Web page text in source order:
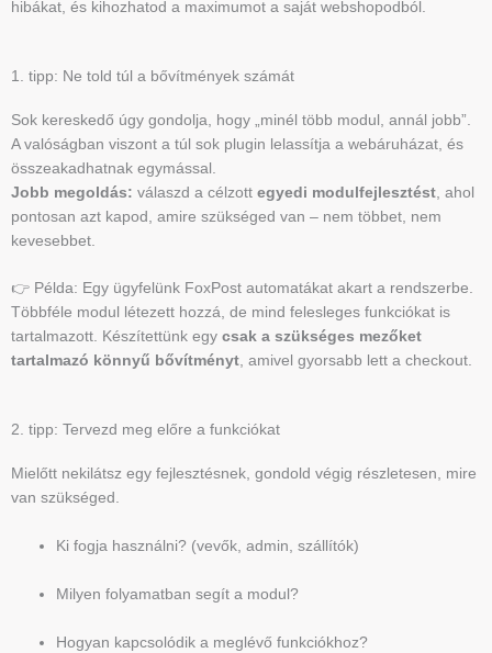
hibákat, és kihozhatod a maximumot a saját webshopodból.
1. tipp: Ne told túl a bővítmények számát
Sok kereskedő úgy gondolja, hogy „minél több modul, annál jobb”.
A valóságban viszont a túl sok plugin lelassítja a webáruházat, és
összeakadhatnak egymással.
Jobb megoldás: válaszd a célzott egyedi modulfejlesztést , ahol
pontosan azt kapod, amire szükséged van – nem többet, nem
kevesebbet.
👉 Példa: Egy ügyfelünk FoxPost automatákat akart a rendszerbe.
Többféle modul létezett hozzá, de mind felesleges funkciókat is
tartalmazott. Készítettünk egy csak a szükséges mezőket
tartalmazó könnyű bővítményt, amivel gyorsabb lett a checkout.
2. tipp: Tervezd meg előre a funkciókat
Mielőtt nekilátsz egy fejlesztésnek, gondold végig részletesen, mire
van szükséged.
Ki fogja használni? (vevők, admin, szállítók)
Milyen folyamatban segít a modul?
Hogyan kapcsolódik a meglévő funkciókhoz?